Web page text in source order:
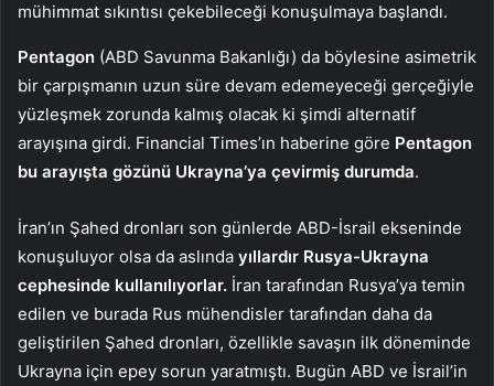
mühimmat sıkıntısı çekebileceği konuşulmaya başlandı.
Pentagon (ABD Savunma Bakanlığı) da böylesine asimetrik
bir çarpışmanın uzun süre devam edemeyeceği gerçeğiyle
yüzleşmek zorunda kalmış olacak ki şimdi alternatif
arayışına girdi. Financial Times’ın haberine göre Pentagon
bu arayışta gözünü Ukrayna’ya çevirmiş durumda.
İran’ın Şahed dronları son günlerde ABD-İsrail ekseninde
konuşuluyor olsa da aslında yıllardır Rusya-Ukrayna
cephesinde kullanılıyorlar. İran tarafından Rusya’ya temin
edilen ve burada Rus mühendisler tarafından daha da
geliştirilen Şahed dronları, özellikle savaşın ilk döneminde
Ukrayna için epey sorun yaratmıştı. Bugün ABD ve İsrail’in